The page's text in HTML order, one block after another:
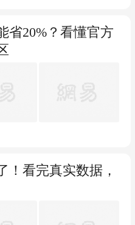
省20%？看懂官方
！看完真实数据，